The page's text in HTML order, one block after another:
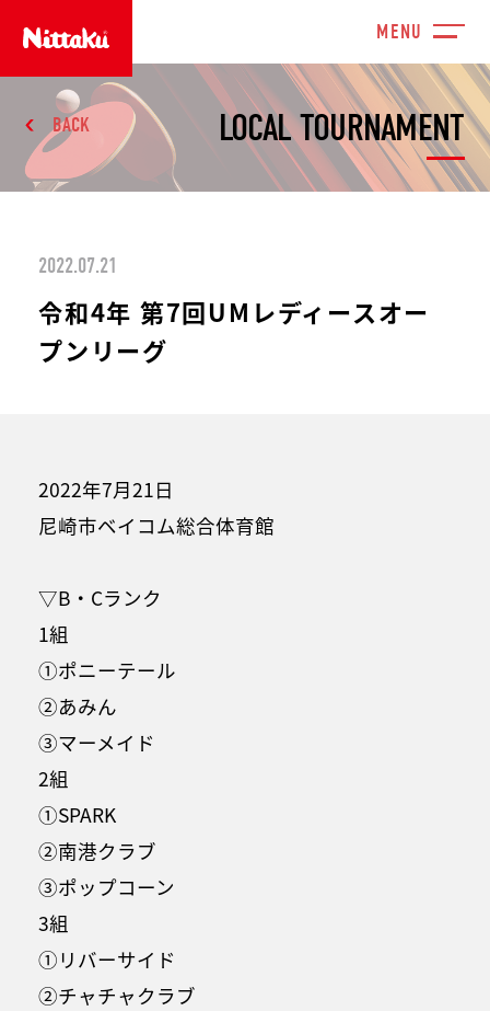
LOCAL TOURNAMENT
BACK
2022.07.21
令和4年 第7回UMレディースオー
プンリーグ
2022年7月21日
尼崎市ベイコム総合体育館
▽B・Cランク
1組
①ポニーテール
②あみん
③マーメイド
2組
①SPARK
②南港クラブ
③ポップコーン
3組
①リバーサイド
②チャチャクラブ